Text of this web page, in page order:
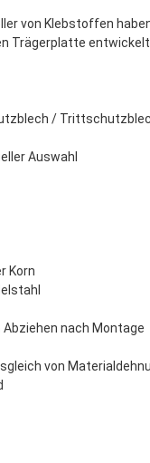
von Klebstoffen
Trägerplatte entwickelt.
/
Auswahl
Korn
nach Montage
von